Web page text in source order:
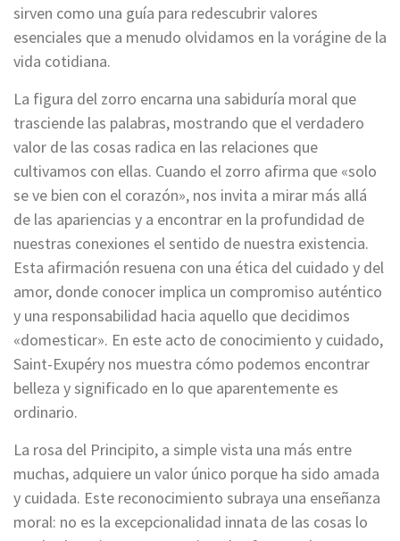
sirven como una guía para redescubrir valores
esenciales que a menudo olvidamos en la vorágine de la
vida cotidiana.
La figura del zorro encarna una sabiduría moral que
trasciende las palabras, mostrando que el verdadero
valor de las cosas radica en las relaciones que
cultivamos con ellas. Cuando el zorro afirma que «solo
se ve bien con el corazón», nos invita a mirar más allá
de las apariencias y a encontrar en la profundidad de
nuestras conexiones el sentido de nuestra existencia.
Esta afirmación resuena con una ética del cuidado y del
amor, donde conocer implica un compromiso auténtico
y una responsabilidad hacia aquello que decidimos
«domesticar». En este acto de conocimiento y cuidado,
Saint-Exupéry nos muestra cómo podemos encontrar
belleza y significado en lo que aparentemente es
ordinario.
La rosa del Principito, a simple vista una más entre
muchas, adquiere un valor único porque ha sido amada
y cuidada. Este reconocimiento subraya una enseñanza
moral: no es la excepcionalidad innata de las cosas lo